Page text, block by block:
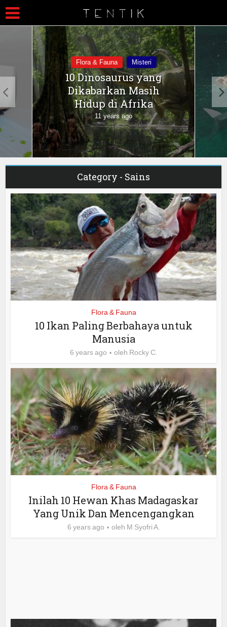
Flora & Fauna Misteri
10 Dinosaurus yang
Dikabarkan Masih
Hidup di Afrika
11 years ago
Category - Sains
Flora & Fauna
10 Ikan Paling Berbahaya untuk
Manusia
6 years ago oleh Rocky C.
Flora & Fauna
Inilah 10 Hewan Khas Madagaskar
Yang Unik Dan Mencengangkan
6 years ago oleh M Syofri A.